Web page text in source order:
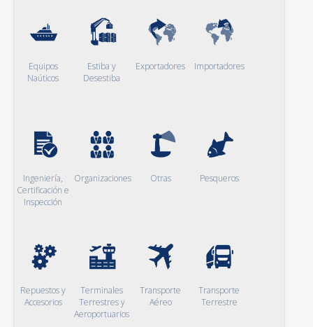
Equipos
Naúticos
Estiba y
Desestiba
Exportadores Importadores
Ingeniería,
Certificación e
Inspección
Organizaciones Otras Pesqueros
Repuestos y
Accesorios
Terminales
Terrestres y
Aeroportuarios
Transporte
Aéreo
Transporte
Terrestre